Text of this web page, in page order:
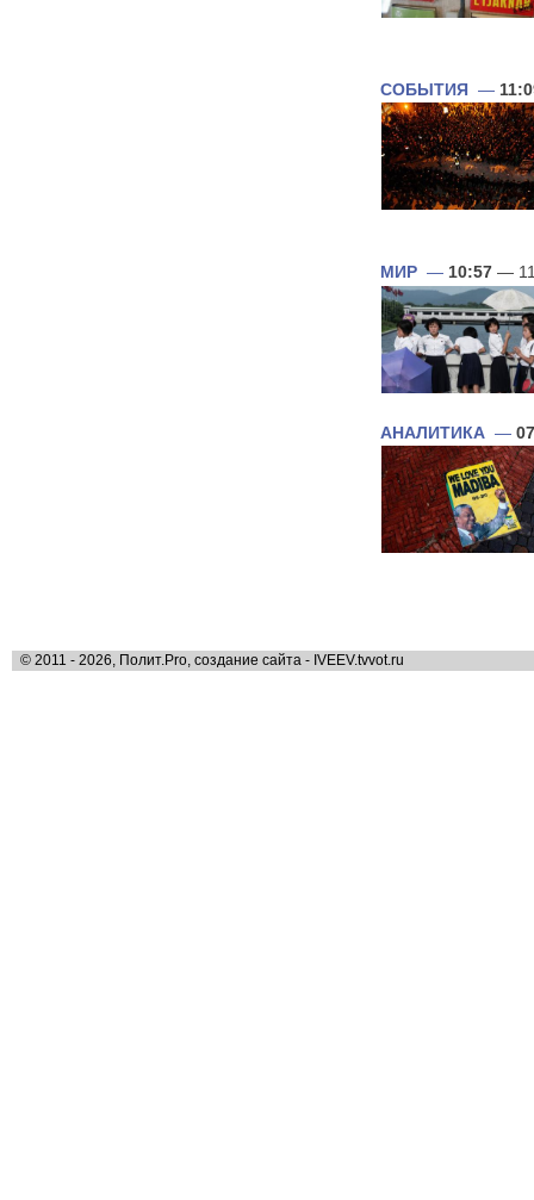
СОБЫТИЯ —
МИР — 10:57 —
АНАЛИТИКА —
© 2011 - 2026, Полит.Pro, создание сайта - IVEEV.tvvot.ru